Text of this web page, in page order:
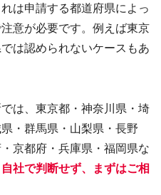
は申請する都道府県によっ
意が必要です。例えば東京
は認められないケースもあ
は、東京都・神奈川県・埼
・群馬県・山梨県・長野
京都府・兵庫県・福岡県な
自社で判断せず、まずはご相